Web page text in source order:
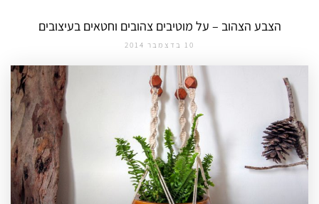
הצבע הצהוב – על מוטיבים צהובים וחטאים בעיצובים
10 בדצמבר 2014